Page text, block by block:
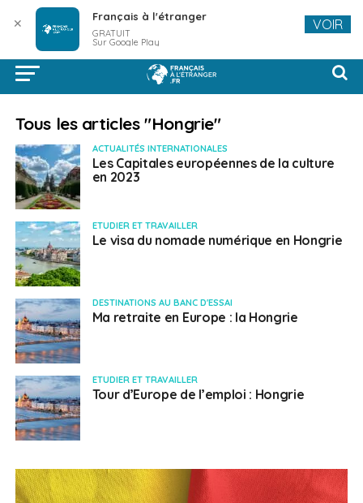
Tous les articles "Hongrie"
ACTUALITÉS INTERNATIONALES
Les Capitales européennes de la culture
en 2023
ETUDIER ET TRAVAILLER
Le visa du nomade numérique en Hongrie
DESTINATIONS AU BANC D'ESSAI
Ma retraite en Europe : la Hongrie
ETUDIER ET TRAVAILLER
Tour d’Europe de l’emploi : Hongrie
✕ Français à l'étranger
GRATUIT
Sur Google Play
VOIR